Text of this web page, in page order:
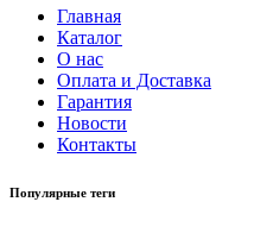
Главная
Каталог
О нас
Оплата и Доставка
Гарантия
Новости
Контакты
Популярные теги